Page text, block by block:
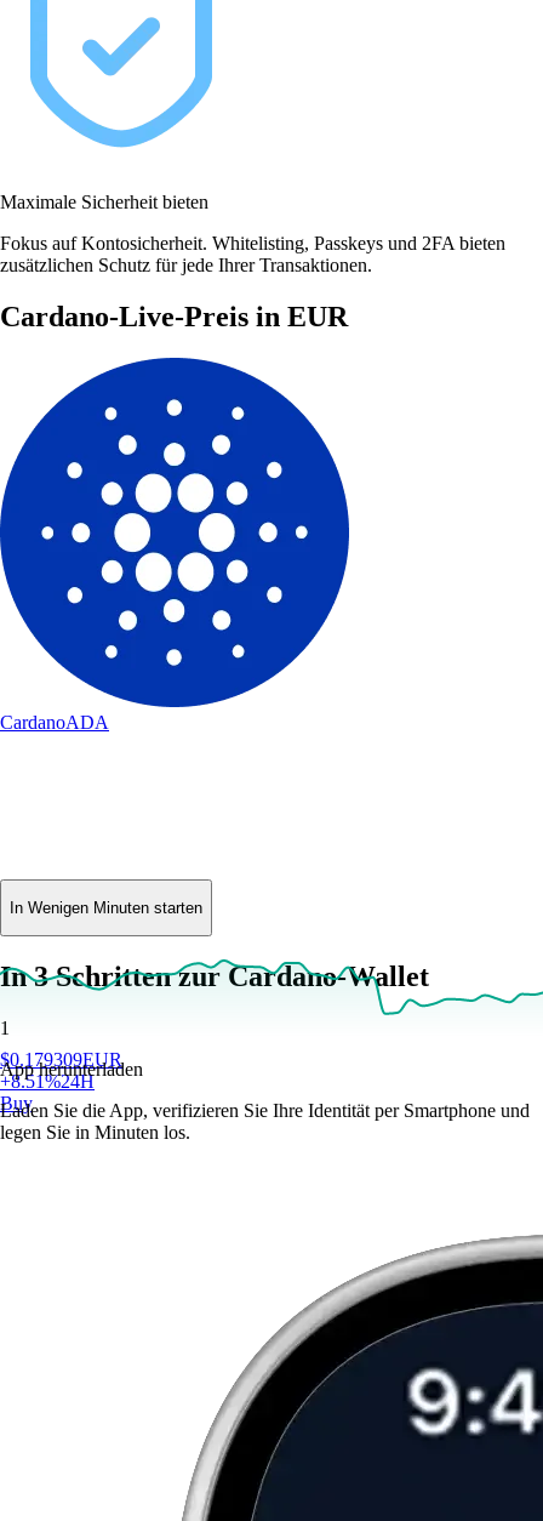
Maximale Sicherheit bieten
Fokus auf Kontosicherheit. Whitelisting, Passkeys und 2FA bieten
zusätzlichen Schutz für jede Ihrer Transaktionen.
Cardano-Live-Preis in EUR
CardanoADA
$0.179309EUR
+8.51%24H
Buy
In Wenigen Minuten starten
In 3 Schritten zur Cardano-Wallet
1
App herunterladen
Laden Sie die App, verifizieren Sie Ihre Identität per Smartphone und
legen Sie in Minuten los.